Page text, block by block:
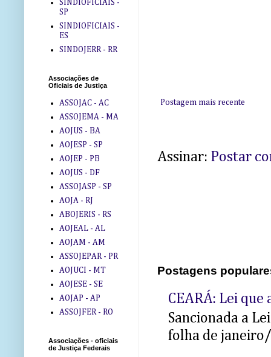
Postagem mais recente
Assinar: Postar
Postagens
CEARÁ: Lei
Sancionada a
folha de
SINDIOFICIAIS -
SP
SINDIOFICIAIS -
ES
SINDOJERR - RR
Associações de
Oficiais de Justiça
ASSOJAC - AC
ASSOJEMA - MA
AOJUS - BA
AOJESP - SP
AOJEP - PB
AOJUS - DF
ASSOJASP - SP
AOJA - RJ
ABOJERIS - RS
AOJEAL - AL
AOJAM - AM
ASSOJEPAR - PR
AOJUCI - MT
AOJESE - SE
AOJAP - AP
ASSOJFER - RO
Associações - oficiais
de Justiça Federais